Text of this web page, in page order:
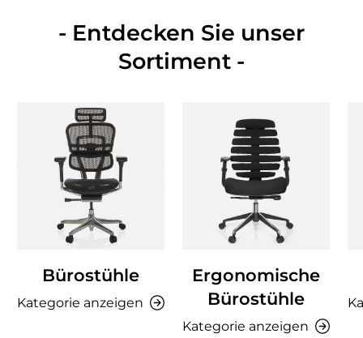
- Entdecken Sie unser
Sortiment -
Bürostühle
Kategorie anzeigen
Ergonomische
Bürostühle
Kategorie anzeigen